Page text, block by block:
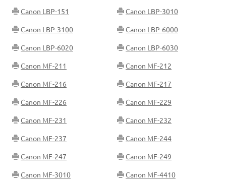
Canon LBP-151 Canon LBP-3010
Canon LBP-3100 Canon LBP-6000
Canon LBP-6020 Canon LBP-6030
Canon MF-211 Canon MF-212
Canon MF-216 Canon MF-217
Canon MF-226 Canon MF-229
Canon MF-231 Canon MF-232
Canon MF-237 Canon MF-244
Canon MF-247 Canon MF-249
Canon MF-3010 Canon MF-4410